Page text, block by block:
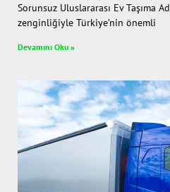
Sorunsuz Uluslararası Ev Taşıma
zenginliğiyle Türkiye’nin önemli
Devamını Oku »